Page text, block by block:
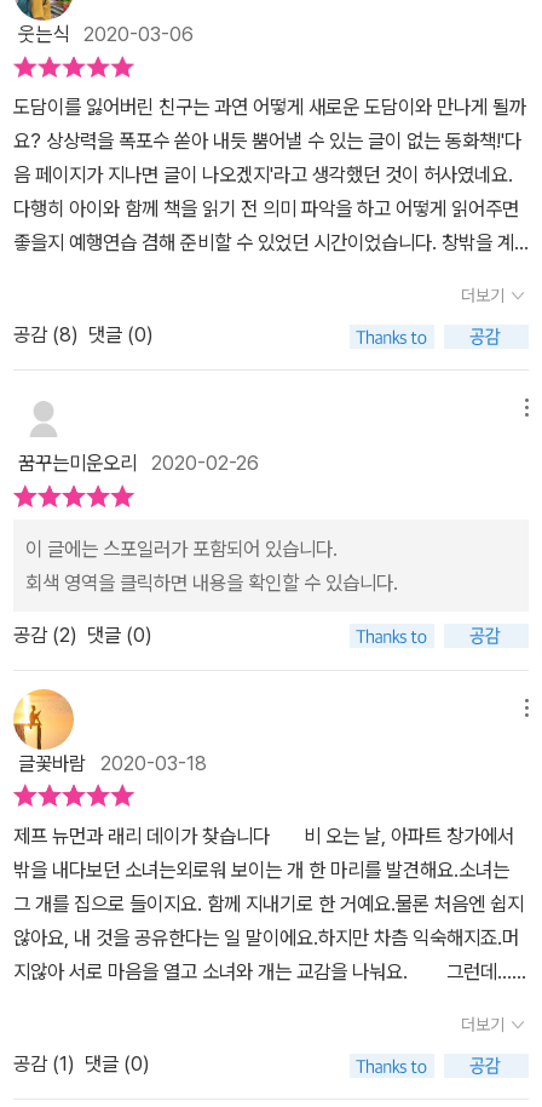
웃는식 2020-03-06
도담이를 잃어버린 친구는 과연 어떻게 새로운 도담이와 만나게 될까
요? 상상력을 폭포수 쏟아 내듯 뿜어낼 수 있는 글이 없는 동화책!'다
음 페이지가 지나면 글이 나오겠지'라고 생각했던 것이 허사였네요.
다행히 아이와 함께 책을 읽기 전 의미 파악을 하고 어떻게 읽어주면
좋을지 예행연습 겸해 준비할 수 있었던 시간이었습니다. 창밖을 계
오는데도 질퍽질퍽한 길을 걸으며 '낑낑' 거릴듯한 예쁜 강아지 한 마
리가 등장합니다. 각자 슬프고 피곤에 지친 표정 같아 안타깝네요.' 이
런 기분이면 어떨까?' 아이에게도 물어보니 슬플 것 같다고 답해줍니
다.빨리 다음 장을 기대하는 아이를 위해 페이지를 넘깁니다.아이는
이의 강아지인가요? 집에는 강아지 용품이 즐비하네요. 그리고 신나
는 하루를 보내며 주인 찾은 강아지와의 우정을 나눕니다.'강아지도
참 순하다.'라고 이야기하니 저희 아이도 피식 웃습니다.그런데! 알고
보면 이 강아지는 남자아이의 개가 아니고, 남자아이 또한 도담이란
해주며 같은 경험을 이야기해 주니 크게 공감해 주더라고요.펫샵에서
강아지에 필요한 물품을 사고 나오던 아이는 전신주에 붙여져 있는
자신이 품에 안고 있던 강아지와 똑같은 모습의 전단지를 발견합니
다. 고민 끝에 아이는 원래 주인을 찾아 전단지에 적힌 주소의 집으로
찾아가지요.반려견을 키우셨던 분이라면 이 기분 아시죠?먹먹함 가
고 남자아이 품에 있던 강아지는 원래 주인에게 반가운 듯 와락 안깁
니다. 밝은 표정의 주인과 안타까운 남자아이의 표정이 교차됩니다.
제 아이에게도 잘 설명해 줍니다. '아이는 안타깝겠지만 원래 주인을
찾아 기뻐하는 강아지 모습에 행복이 묻어나 있구나.' 고개를 끄덕이
는 우리 아이. 간혹 강아지를 키우고 싶다는데 강아지 앞에만 가면 줄
행랑입니다.ㅋㅋㅋㅋㅋㅋ 쓸쓸히 길을 가다가 유기견 센터를 지나지
요. 처연하게 남자아이를 바라보는 우락부락한 개. 유리 벽 창을 긁으
더보기
공감 (8) 댓글 (0)
꿈꾸는미운오리 2020-02-26
이 글에는 스포일러가 포함되어 있습니다.
회색 영역을 클릭하면 내용을 확인할 수 있습니다.
공감 (2) 댓글 (0)
글꽃바람 2020-03-18
제프 뉴먼과 래리 데이가 찾습니다 비 오는 날, 아파트 창가에서
밖을 내다보던 소녀는외로워 보이는 개 한 마리를 발견해요.소녀는
그 개를 집으로 들이지요. 함께 지내기로 한 거예요.물론 처음엔 쉽지
않아요, 내 것을 공유한다는 일 말이에요.하지만 차츰 익숙해지죠.머
지않아 서로 마음을 열고 소녀와 개는 교감을 나눠요. 그런데...
되는 갈등에 결국 소녀는 체념해요.그리고 개를 원래의 주인에게 돌
려주지요.허탈하고 쓸쓸한 소녀는 집으로 가는 길에 '유기견 쉼터' 앞
더보기
공감 (1) 댓글 (0)